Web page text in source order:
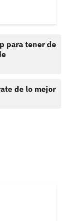
para tener de
de lo mejor